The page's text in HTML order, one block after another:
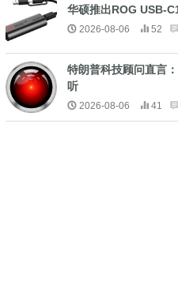
华硕推出ROG USB-
2026-08-06 52
特朗普科技顾问直言
听
2026-08-06 41